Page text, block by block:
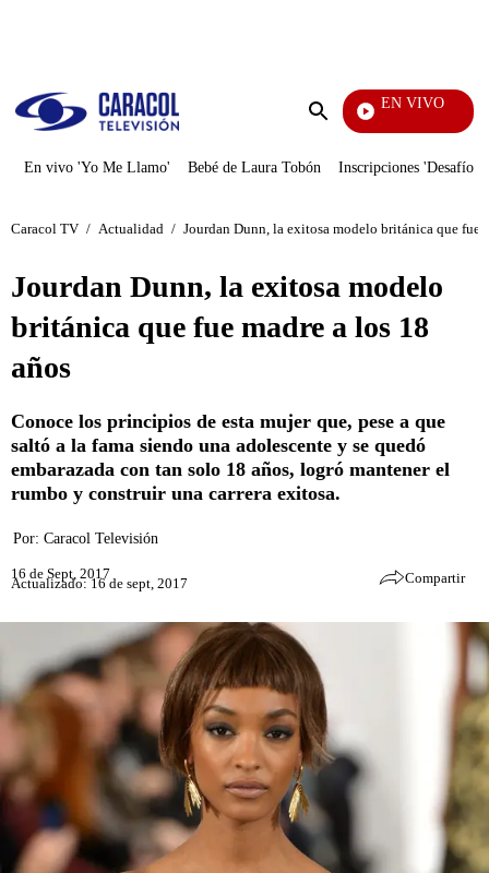
Enviar
EN VIVO
Pura Diversión
En vivo 'Yo Me Llamo' Bebé de Laura Tobón Inscripciones 'Desafío'
Caracol TV / Actualidad / Jourdan Dunn, la exitosa modelo británica que fue
Jourdan Dunn, la exitosa modelo
británica que fue madre a los 18
años
Conoce los principios de esta mujer que, pese a que
saltó a la fama siendo una adolescente y se quedó
embarazada con tan solo 18 años, logró mantener el
rumbo y construir una carrera exitosa.
Por: Caracol Televisión
16 de Sept, 2017
Actualizado: 16 de sept, 2017 Compartir